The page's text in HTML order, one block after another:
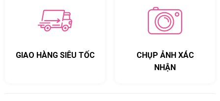
GIAO HÀNG SIÊU TỐC
CHỤP ẢNH XÁC
NHẬN